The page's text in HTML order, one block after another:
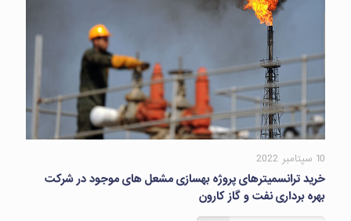
10 سپتامبر 2022
خرید ترانسمیترهای پروژه بهسازی مشعل های موجود در شرکت
بهره برداری نفت و گاز کارون